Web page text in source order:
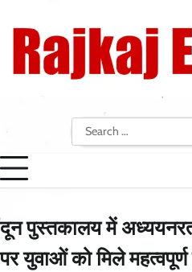
content
Search
for:
दून पुस्तकालय में
पर युवाओं को मिले